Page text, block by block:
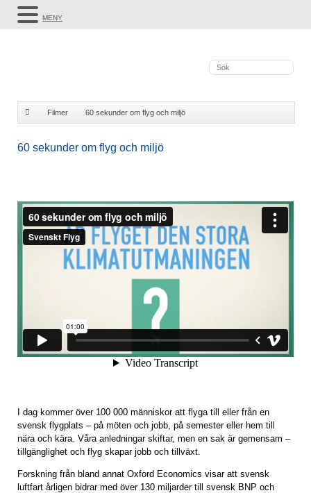
Filmer 60 sekunder om flyg och miljö
60 sekunder om flyg och miljö
I dag kommer över 100 000 människor att flyga till eller från en
svensk flygplats – på möten och jobb, på semester eller hem till
nära och kära. Våra anledningar skiftar, men en sak är gemensam –
tillgänglighet och flyg skapar jobb och tillväxt.
Forskning från bland annat Oxford Economics visar att svensk
luftfart årligen bidrar med över 130 miljarder till svensk BNP och
MENY